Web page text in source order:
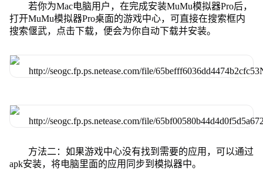
若你为Mac电脑用户，在完成安装MuMu模拟器Pro后，
打开MuMu模拟器Pro桌面的游戏中心，可直接在搜索框内
搜索偃武，点击下载，便会为你自动下载并安装。
方法二：如果游戏中心没有找到需要的应用，可以通过
apk安装，将电脑里面的应用同步到模拟器中。